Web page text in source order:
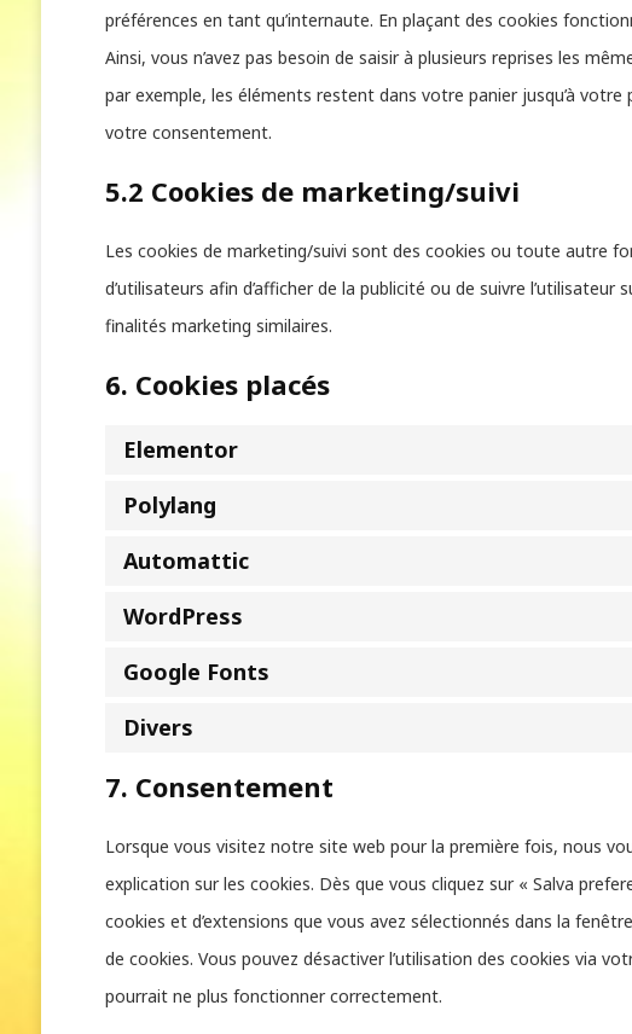
préférences en tant qu’internaute. En plaçant des cookies
Ainsi, vous n’avez pas besoin de saisir à plusieurs reprises les
par exemple, les éléments restent dans votre panier jusqu’à
votre consentement.
5.2 Cookies de marketing/suivi
Les cookies de marketing/suivi sont des cookies ou toute autre
d’utilisateurs afin d’afficher de la publicité ou de suivre
finalités marketing similaires.
6. Cookies placés
Elementor
Polylang
Automattic
WordPress
Google Fonts
Divers
7. Consentement
Lorsque vous visitez notre site web pour la première fois, nous
explication sur les cookies. Dès que vous cliquez sur « Salva
cookies et d’extensions que vous avez sélectionnés dans la
de cookies. Vous pouvez désactiver l’utilisation des cookies via
pourrait ne plus fonctionner correctement.